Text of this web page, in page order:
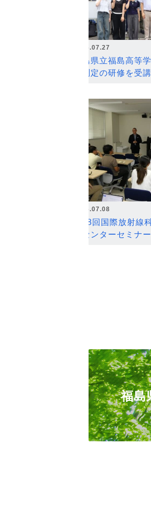
2026.07.27
福島県立福島高等
ン測定の研修を受講
2026.07.08
第18回国際放射線
ンセンターセミナ
福島